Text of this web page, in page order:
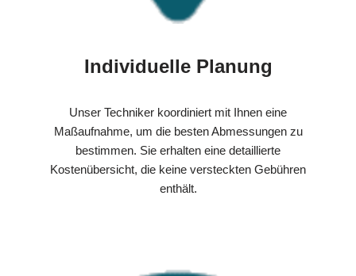
Individuelle Planung
Unser Techniker koordiniert mit Ihnen eine
Maßaufnahme, um die besten Abmessungen zu
bestimmen. Sie erhalten eine detaillierte
Kostenübersicht, die keine versteckten Gebühren
enthält.